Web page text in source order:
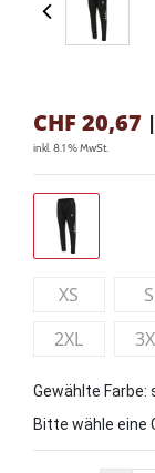
CHF 20,67 |
inkl. 8.1 % MwSt.
XS S
2XL
Gewählte Farbe:
Bitte wähle eine